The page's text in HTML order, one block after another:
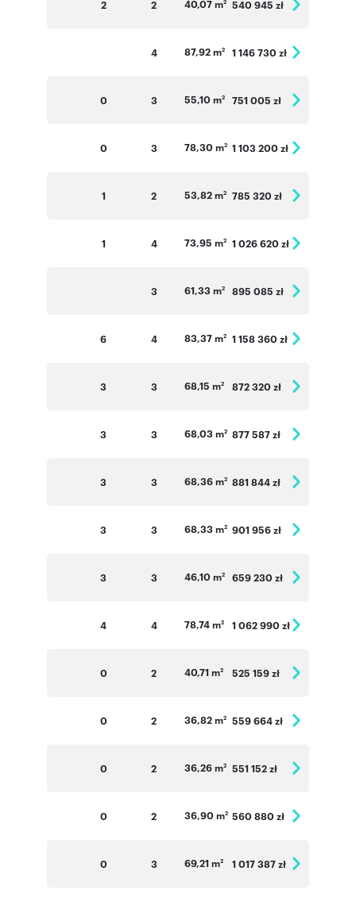
2 2 40,07 m2 540 945 zł
4 87,92 m2 1 146 730 zł
0 3 55,10 m2 751 005 zł
0 3 78,30 m2 1 103 200 zł
1 2 53,82 m2 785 320 zł
1 4 73,95 m2 1 026 620 zł
3 61,33 m2 895 085 zł
6 4 83,37 m2 1 158 360 zł
3 3 68,15 m2 872 320 zł
3 3 68,03 m2 877 587 zł
3 3 68,36 m2 881 844 zł
3 3 68,33 m2 901 956 zł
3 3 46,10 m2 659 230 zł
4 4 78,74 m2 1 062 990 zł
0 2 40,71 m2 525 159 zł
0 2 36,82 m2 559 664 zł
0 2 36,26 m2 551 152 zł
0 2 36,90 m2 560 880 zł
0 3 69,21 m2 1 017 387 zł